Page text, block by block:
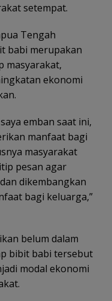
setempat.
Tengah
babi merupakan
masyarakat,
ekonomi
emban saat ini,
manfaat bagi
masyarakat
pesan agar
dikembangkan
bagi keluarga,”
belum dalam
bibit babi tersebut
modal ekonomi